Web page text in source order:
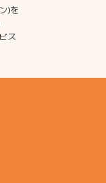
)を
ス